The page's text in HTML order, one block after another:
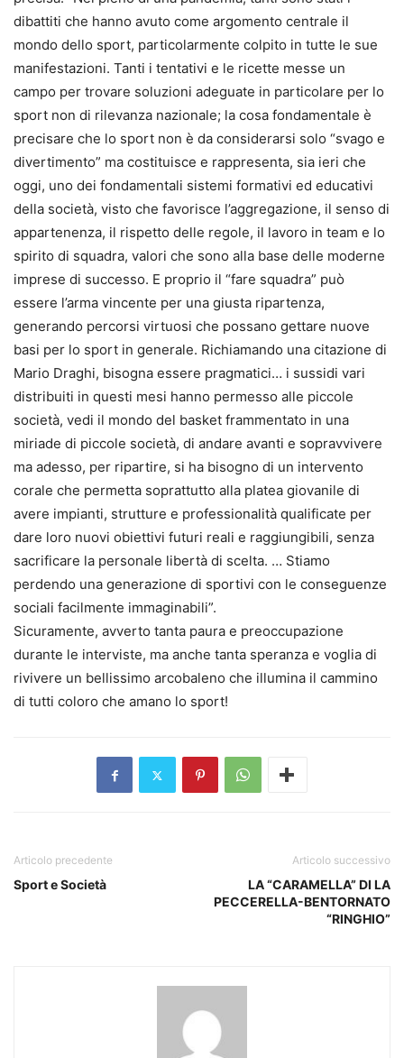
dibattiti che hanno avuto come argomento centrale il
mondo dello sport, particolarmente colpito in tutte le sue
manifestazioni. Tanti i tentativi e le ricette messe un
campo per trovare soluzioni adeguate in particolare per lo
sport non di rilevanza nazionale; la cosa fondamentale è
precisare che lo sport non è da considerarsi solo “svago e
divertimento” ma costituisce e rappresenta, sia ieri che
oggi, uno dei fondamentali sistemi formativi ed educativi
della società, visto che favorisce l’aggregazione, il senso di
appartenenza, il rispetto delle regole, il lavoro in team e lo
spirito di squadra, valori che sono alla base delle moderne
imprese di successo. E proprio il “fare squadra” può
essere l’arma vincente per una giusta ripartenza,
generando percorsi virtuosi che possano gettare nuove
basi per lo sport in generale. Richiamando una citazione di
Mario Draghi, bisogna essere pragmatici… i sussidi vari
distribuiti in questi mesi hanno permesso alle piccole
società, vedi il mondo del basket frammentato in una
miriade di piccole società, di andare avanti e sopravvivere
ma adesso, per ripartire, si ha bisogno di un intervento
corale che permetta soprattutto alla platea giovanile di
avere impianti, strutture e professionalità qualificate per
dare loro nuovi obiettivi futuri reali e raggiungibili, senza
sacrificare la personale libertà di scelta. … Stiamo
perdendo una generazione di sportivi con le conseguenze
sociali facilmente immaginabili”.
Sicuramente, avverto tanta paura e preoccupazione
durante le interviste, ma anche tanta speranza e voglia di
rivivere un bellissimo arcobaleno che illumina il cammino
di tutti coloro che amano lo sport!
Articolo precedente
Sport e Società
Articolo successivo
LA “CARAMELLA” DI LA
PECCERELLA-BENTORNATO
“RINGHIO”